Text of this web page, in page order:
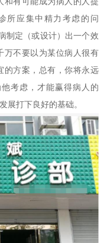
所应集中精力考虑的问
制定（或设计）出一个效
万不要以为某位病人很有
的方案，总有，你将永远
考虑，才能赢得病人的
展打下良好的基础。